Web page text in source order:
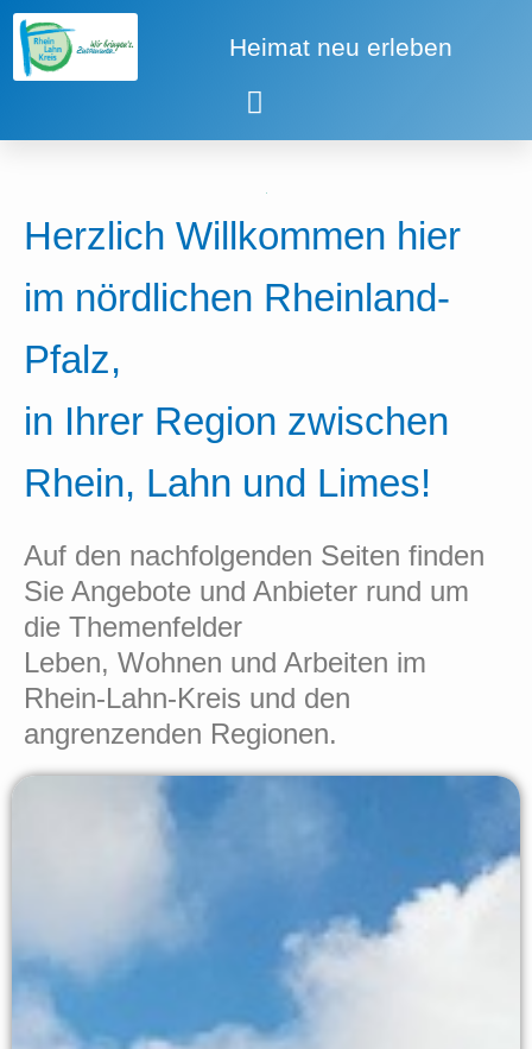
Zum
Inhalt
springen
Heimat neu erleben
Herzlich Willkommen hier
im nördlichen Rheinland-
Pfalz,
in Ihrer Region zwischen
Rhein, Lahn und Limes!
Auf den nachfolgenden Seiten finden
Sie Angebote und Anbieter rund um
die Themenfelder
Leben, Wohnen und Arbeiten im
Rhein-Lahn-Kreis und den
angrenzenden Regionen.